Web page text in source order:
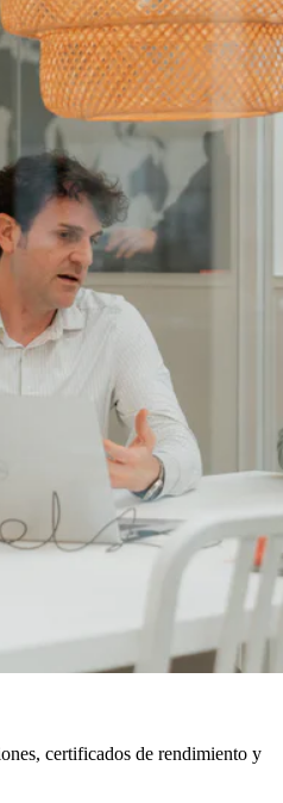
certificados de rendimiento y